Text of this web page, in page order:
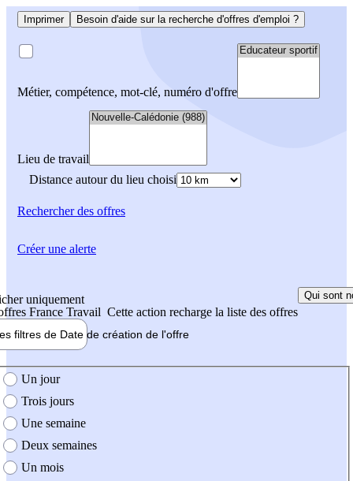
Imprimer Besoin d'aide sur la recherche d'offres d'emploi ?
Métier, compétence, mot-clé, numéro d'offre
Lieu de travail
Distance autour du lieu choisi
Rechercherdes offres
uniquement
France Travail Cette action recharge la liste des offres
Qui sont
filtres de Date de création de l'offre
création de l'offre
Un jour
Trois jours
Une semaine
Deux semaines
Un mois
Créer une alerte